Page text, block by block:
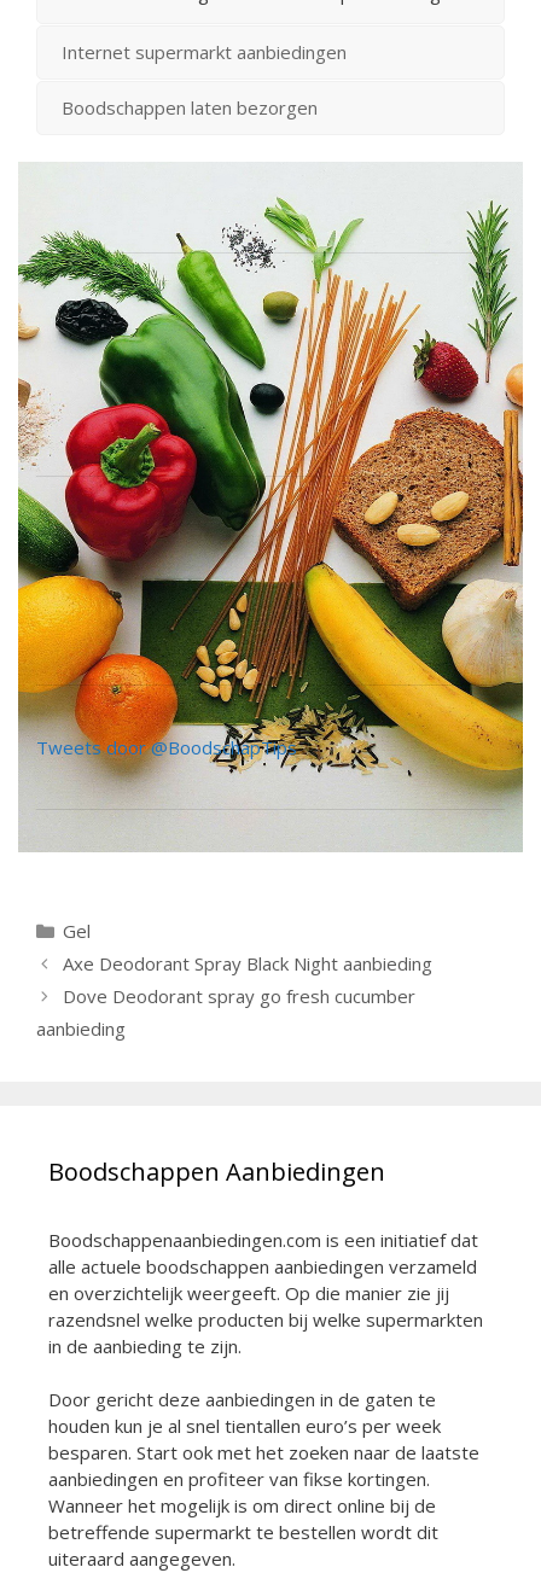
Internet supermarkt aanbiedingen
Boodschappen laten bezorgen
Tweets door @BoodschapTips
Categorieën
Gel
Berichtnavigatie
Axe Deodorant Spray Black Night aanbieding
Dove Deodorant spray go fresh cucumber
aanbieding
Boodschappen Aanbiedingen
Boodschappenaanbiedingen.com is een initiatief dat
alle actuele boodschappen aanbiedingen verzameld
en overzichtelijk weergeeft. Op die manier zie jij
razendsnel welke producten bij welke supermarkten
in de aanbieding te zijn.
Door gericht deze aanbiedingen in de gaten te
houden kun je al snel tientallen euro’s per week
besparen. Start ook met het zoeken naar de laatste
aanbiedingen en profiteer van fikse kortingen.
Wanneer het mogelijk is om direct online bij de
betreffende supermarkt te bestellen wordt dit
uiteraard aangegeven.